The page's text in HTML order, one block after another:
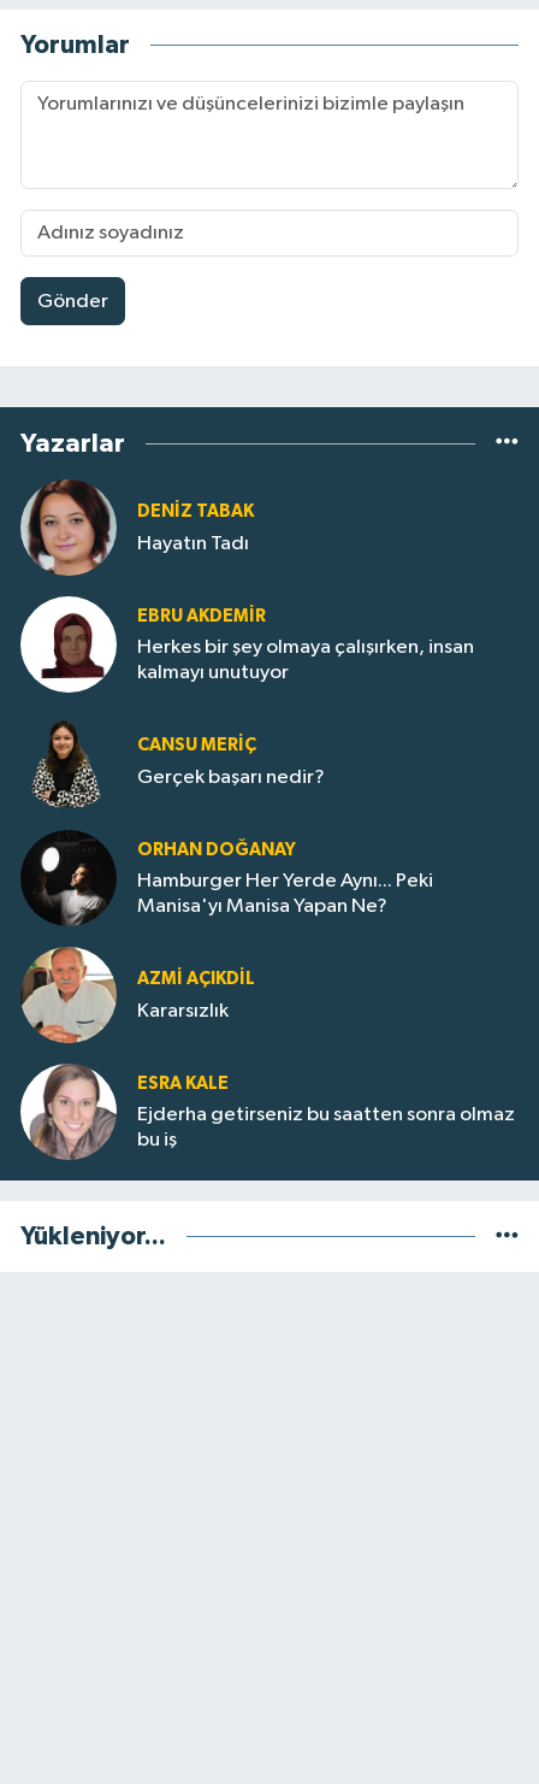
Yorumlar
Gönder
Yazarlar
DENIZ TABAK
Hayatın Tadı
EBRU AKDEMİR
Herkes bir şey olmaya çalışırken, insan
kalmayı unutuyor
CANSU MERİÇ
Gerçek başarı nedir?
ORHAN DOĞANAY
Hamburger Her Yerde Aynı... Peki
Manisa'yı Manisa Yapan Ne?
AZMI AÇIKDİL
Kararsızlık
ESRA KALE
Ejderha getirseniz bu saatten sonra olmaz
bu iş
Yükleniyor...